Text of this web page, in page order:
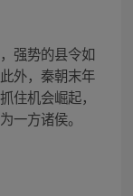
强势的县令如
外，秦朝末年
住机会崛起，
一方诸侯。